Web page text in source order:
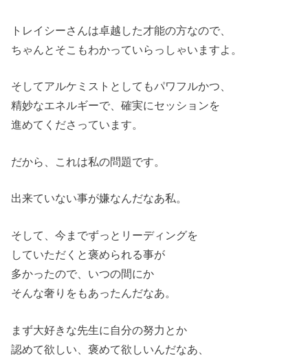
トレイシーさんは卓越した才能の方なので、
ちゃんとそこもわかっていらっしゃいますよ。
そしてアルケミストとしてもパワフルかつ、
精妙なエネルギーで、確実にセッションを
進めてくださっています。
だから、これは私の問題です。
出来ていない事が嫌なんだなあ私。
そして、今までずっとリーディングを
していただくと褒められる事が
多かったので、いつの間にか
そんな奢りをもあったんだなあ。
まず大好きな先生に自分の努力とか
認めて欲しい、褒めて欲しいんだなあ、